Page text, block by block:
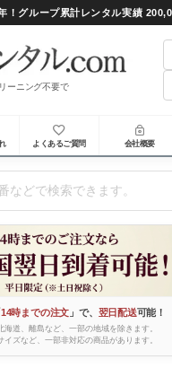
！グループ累計レンタル実績
ーニング不要で
よくあるご質問 会社概要
14時までの注文 」で、 翌日配送可能！
道、離島など、一部の地域を除きます。
ズなど、一部非対応の商品があります。